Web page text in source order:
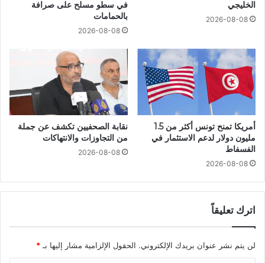
الخليجي
2026-08-08
في سطو مسلح على صرافة
بالحمامات
2026-08-08
أمريكا تمنح تونس أكثر من 1.5
مليون دولار لدعم الاستثمار في
الفسفاط
2026-08-08
نقابة الصحفيين تكشف عن جملة
من التجاوزات والانتهاكات
2026-08-08
اترك تعليقاً
لن يتم نشر عنوان بريدك الإلكتروني. الحقول الإلزامية مشار إليها بـ*